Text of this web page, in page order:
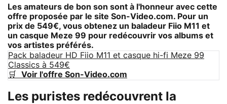
Les amateurs de bon son sont à l'honneur avec cette
offre proposée par le site Son-Video.com. Pour un
prix de 549€, vous obtenez un baladeur Fiio M11 et
un casque Meze 99 pour redécouvrir vos albums et
vos artistes préférés.
Pack baladeur HD Fiio M11 et casque hi-fi Meze 99
Classics à 549€
🛒 Voir l'offre Son-Video.com
Les puristes redécouvrent la